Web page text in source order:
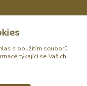
s použitím souborů
týkající se Vašich